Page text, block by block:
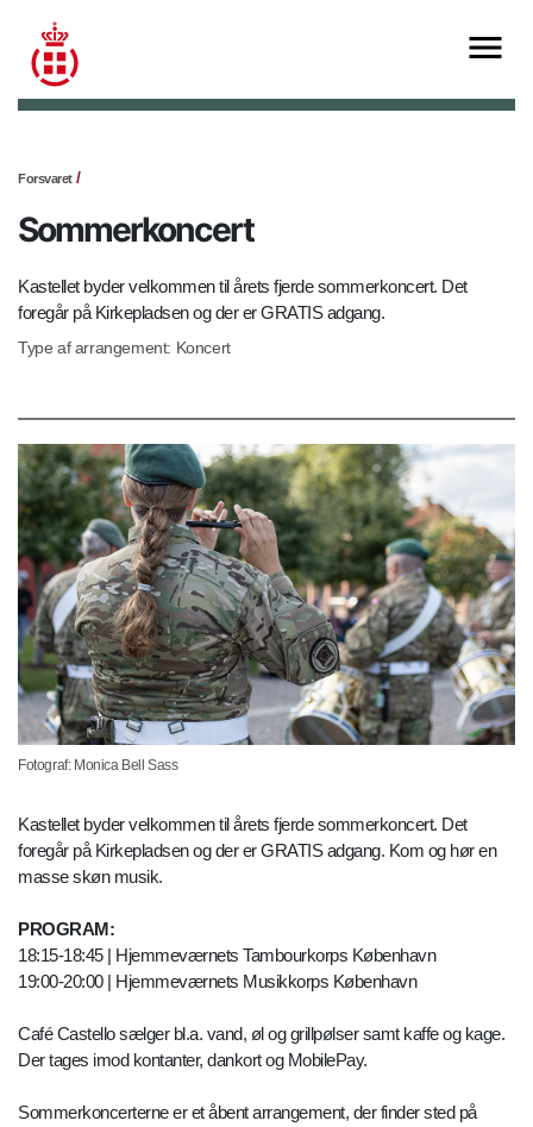
Forsvaret
Sommerkoncert
Kastellet byder velkommen til årets fjerde sommerkoncert. Det
foregår på Kirkepladsen og der er GRATIS adgang.
Type af arrangement: Koncert
Fotograf: Monica Bell Sass
Kastellet byder velkommen til årets fjerde sommerkoncert. Det
foregår på Kirkepladsen og der er GRATIS adgang. Kom og hør en
masse skøn musik.
PROGRAM:
18:15-18:45 | Hjemmeværnets Tambourkorps København
19:00-20:00 | Hjemmeværnets Musikkorps København
Café Castello sælger bl.a. vand, øl og grillpølser samt kaffe og kage.
Der tages imod kontanter, dankort og MobilePay.
Sommerkoncerterne er et åbent arrangement, der finder sted på